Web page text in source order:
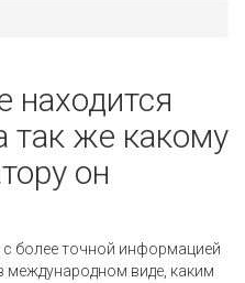
находится
так же какому
он
более точной информацией
международном виде, каким